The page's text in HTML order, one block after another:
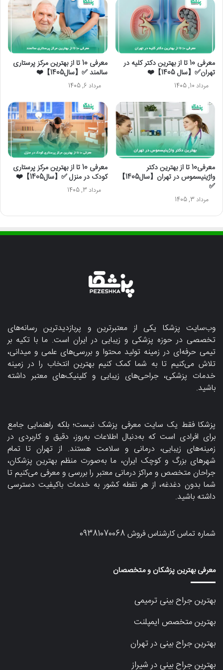
معرفی 10 تا از بهترین دکتر کلیه در
تهران✅【سال 1405】❤️
مرداد 10, 1405
معرفی 10 تا از بهترین مرکز پرستاری
سالمند ✅【سال1405】❤️
مرداد 6, 1405
معرفی10 تا از بهترین دکتر
واژینیسموس در تهران【سال1405】
✅
مرداد 3, 1405
معرفی 10 تا از بهترین مرکز پرستاری
کودک در منزل ✅【سال1405】❤️
مرداد 3, 1405
وب‌سایت پزشکا یکی از معتبرترین و پربازدیدترین رسانه‌های
تخصصی در حوزه پزشکی و زیبایی در ایران است. ما با تکیه بر
تیمی حرفه‌ای در زمینه تولید محتوا و بررسی‌های علمی و میدانی،
تلاش می‌کنیم تا به شما کمک کنیم بهترین انتخاب را در زمینه
خدمات پزشکی، جراحی‌های زیبایی و کلینیک‌های معتبر داشته
باشید.
پزشکا فقط یک سایت معرفی پزشک نیست؛ بلکه راهنمایی جامع
برای افرادی است که به‌دنبال اطلاعات به‌روز، دقیق و کاربردی در
زمینه‌های زیبایی، درمانی و سلامت هستند. از تهران تا تمام
شهرهای بزرگ و کوچک ایران، ما به‌صورت منظم بهترین پزشکان،
جراحان متخصص و مراکز درمانی معتبر را بررسی و معرفی می‌کنیم تا
شما بدون دغدغه، از هر نقطه کشور به خدمات باکیفیت دسترسی
داشته باشید.
شماره تماس کارشناس فروش09381070068
معرفی بهترین پزشکان و متخصصان
بهترین جراح بینی ترمیمی
بهترین متخصص ایمپلنت
بهترین جراح بینی در تهران
بهترین جراح بینی در شیراز